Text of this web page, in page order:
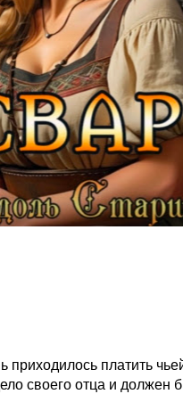
платить
своего отца и должен